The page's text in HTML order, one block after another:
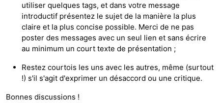
utiliser quelques tags, et dans votre message
introductif présentez le sujet de la manière la plus
claire et la plus concise possible. Merci de ne pas
poster des messages avec un seul lien et sans écrire
au minimum un court texte de présentation ;
Restez courtois les uns avec les autres, même (surtout
!) s'il s'agit d'exprimer un désaccord ou une critique.
Bonnes discussions !